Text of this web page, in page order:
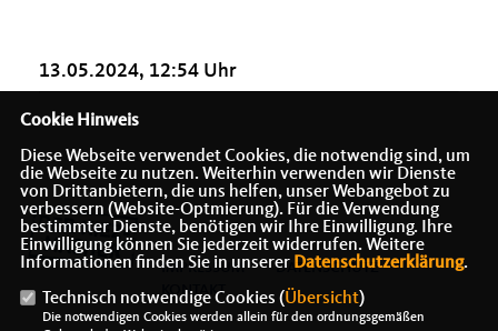
13.05.2024, 12:54 Uhr
IMPRESSUM
DATENSCHUTZ
KONTAKT
Cookie Hinweis
Diese Webseite verwendet Cookies, die notwendig sind, um
die Webseite zu nutzen. Weiterhin verwenden wir Dienste
von Drittanbietern, die uns helfen, unser Webangebot zu
verbessern (Website-Optmierung). Für die Verwendung
bestimmter Dienste, benötigen wir Ihre Einwilligung. Ihre
Einwilligung können Sie jederzeit widerrufen. Weitere
Informationen finden Sie in unserer Datenschutzerklärung.
Technisch notwendige Cookies (Übersicht)
Die notwendigen Cookies werden allein für den ordnungsgemäßen